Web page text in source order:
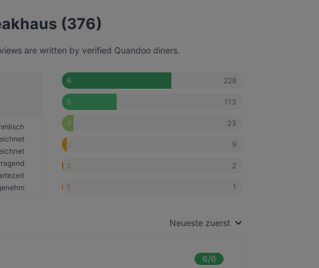
(376)
are written by verified Quandoo diners.
6 228
5 113
4 23
3 9
2 2
1 1
Neueste zuerst
6/6